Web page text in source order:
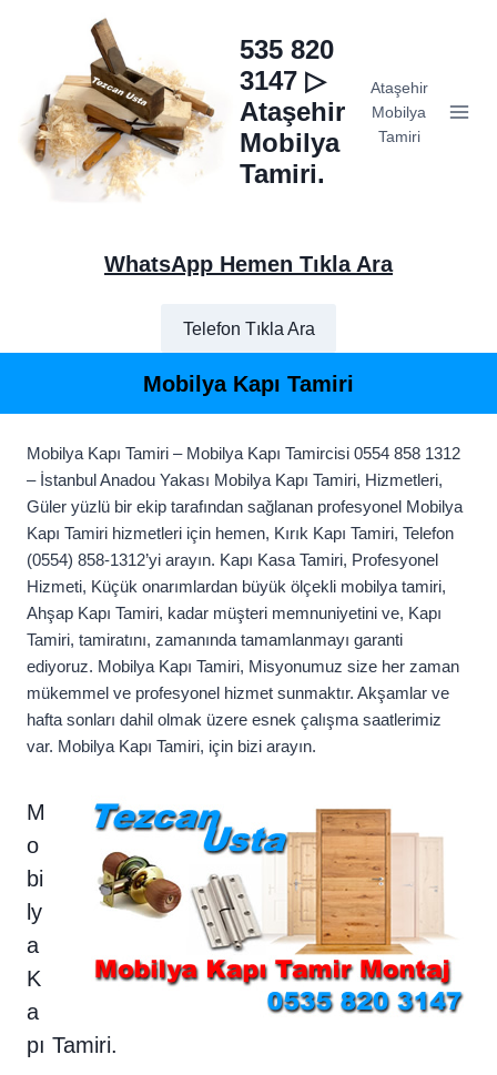
535 820
3147 ▷
Ataşehir
Mobilya
Tamiri.
Ataşehir
Mobilya
Tamiri
WhatsApp Hemen Tıkla Ara
Telefon Tıkla Ara
Mobilya Kapı Tamiri
Mobilya Kapı Tamiri – Mobilya Kapı Tamircisi 0554 858 1312
– İstanbul Anadou Yakası Mobilya Kapı Tamiri, Hizmetleri,
Güler yüzlü bir ekip tarafından sağlanan profesyonel Mobilya
Kapı Tamiri hizmetleri için hemen, Kırık Kapı Tamiri, Telefon
(0554) 858-1312’yi arayın. Kapı Kasa Tamiri, Profesyonel
Hizmeti, Küçük onarımlardan büyük ölçekli mobilya tamiri,
Ahşap Kapı Tamiri, kadar müşteri memnuniyetini ve, Kapı
Tamiri, tamiratını, zamanında tamamlanmayı garanti
ediyoruz. Mobilya Kapı Tamiri, Misyonumuz size her zaman
mükemmel ve profesyonel hizmet sunmaktır. Akşamlar ve
hafta sonları dahil olmak üzere esnek çalışma saatlerimiz
var. Mobilya Kapı Tamiri, için bizi arayın.
M
o
bi
ly
a
K
a
pı Tamiri.